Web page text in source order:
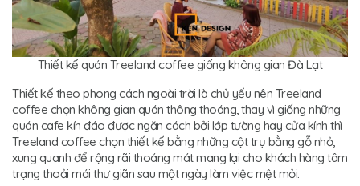
Thiết kế quán Treeland coffee giống không gian Đà Lạt
Thiết kế theo phong cách ngoài trời là chủ yếu nên Treeland
coffee chọn không gian quán thông thoáng, thay vì giống những
quán cafe kín đáo được ngăn cách bởi lớp tường hay cửa kính thì
Treeland coffee chọn thiết kế bằng những cột trụ bằng gỗ nhỏ,
xung quanh để rộng rãi thoáng mát mang lại cho khách hàng tâm
trạng thoải mái thư giãn sau một ngày làm việc mệt mỏi.